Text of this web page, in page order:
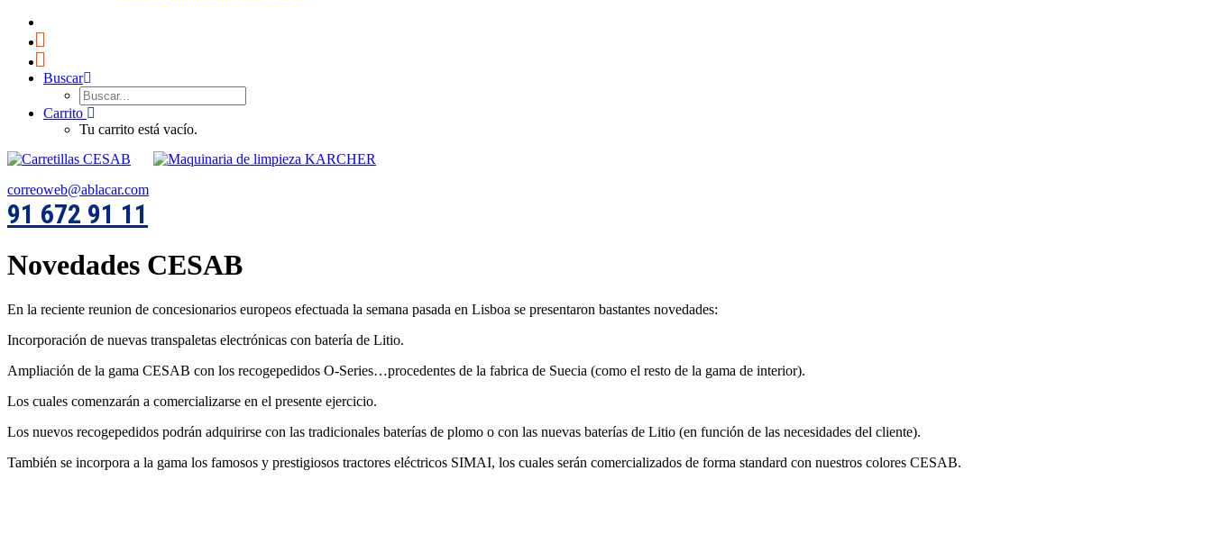
Buscar
Carrito
Tu carrito está vacío.
correoweb@ablacar.com
91 672 91 11
Novedades CESAB
En la reciente reunion de concesionarios europeos efectuada la semana pasada en Lisboa se presentaron bastantes novedades:
Incorporación de nuevas transpaletas electrónicas con batería de Litio.
Ampliación de la gama CESAB con los recogepedidos O-Series…procedentes de la fabrica de Suecia (como el resto de la gama de interior).
Los cuales comenzarán a comercializarse en el presente ejercicio.
Los nuevos recogepedidos podrán adquirirse con las tradicionales baterías de plomo o con las nuevas baterías de Litio (en función de las necesidades del cliente).
También se incorpora a la gama los famosos y prestigiosos tractores eléctricos SIMAI, los cuales serán comercializados de forma standard con nuestros colores CESAB.